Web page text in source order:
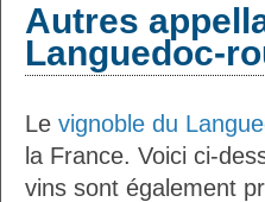
Autres
Languedoc-
Le vignoble du
la France. Voici ci-
vins sont également